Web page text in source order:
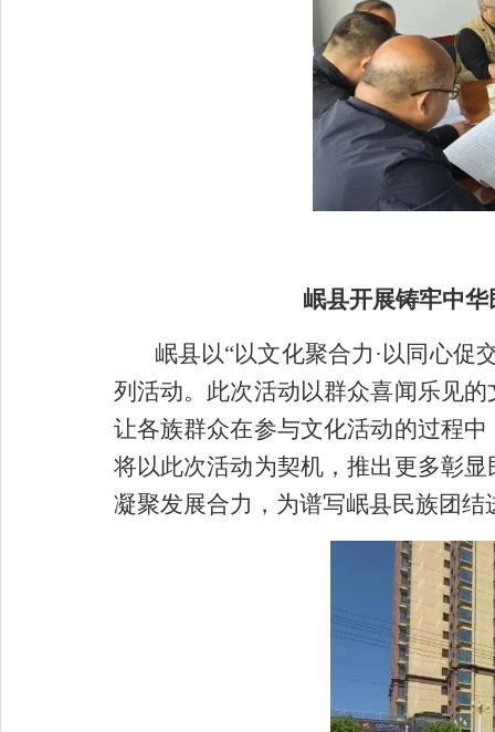
岷县开展铸牢中
岷县以“以文化聚合力·以同心促
列活动。此次活动以群众喜闻乐见
让各族群众在参与文化活动的过程
将以此次活动为契机，推出更多彰
凝聚发展合力，为谱写岷县民族团